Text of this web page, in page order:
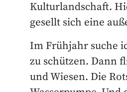
Kulturlandschaft.
gesellt sich eine
Im Frühjahr suche
zu schützen. Dann
und Wiesen. Die